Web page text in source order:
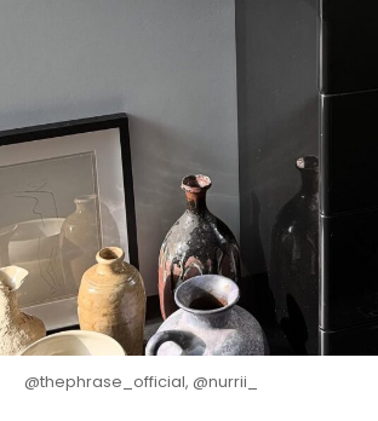
@thephrase_official, @nurrii_